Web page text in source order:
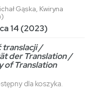
Gąska, Kwiryna
14 (2023)
translacji /
der Translation /
of Translation
dla koszyka.